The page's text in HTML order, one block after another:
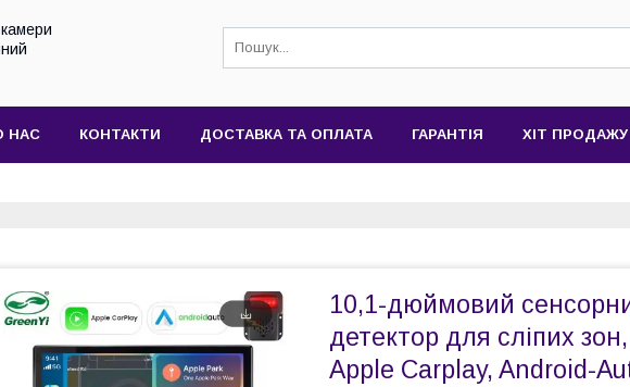
НАС КОНТАКТИ ДОСТАВКА ТА ОПЛАТА ГАРАНТІЯ ХІТ ПРОДАЖУ
10,1-дюймовий
детектор для сліпих
Apple Carplay, Android-